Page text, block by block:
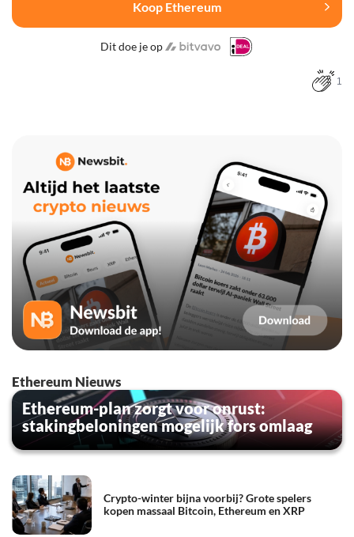
Koop Ethereum
Dit doe je op
1
Ethereum Nieuws
Ethereum-plan zorgt voor onrust:
stakingbeloningen mogelijk fors omlaag
Crypto-winter bijna voorbij? Grote spelers
kopen massaal Bitcoin, Ethereum en XRP